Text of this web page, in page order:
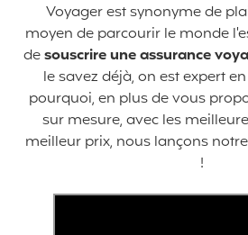
Voyager est synonyme de
moyen de parcourir le monde
desouscrire une assurance
le savez déjà, on est expert
pourquoi, en plus de vous
sur mesure, avec les
meilleur prix, nous lançons
!